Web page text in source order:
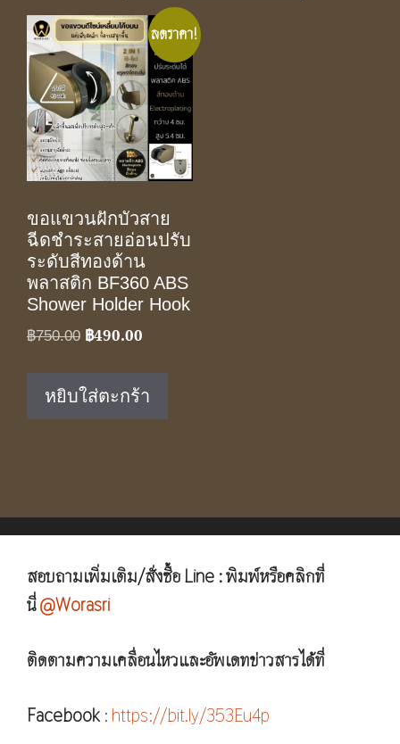
ลดราคา!
ขอแขวนฝักบัวสาย
ฉีดชำระสายอ่อนปรับ
ระดับสีทองด้าน
พลาสติก BF360 ABS
Shower Holder Hook
฿750.00 Original
was:
฿750.00.
฿490.00
฿490.00.
หยิบใส่ตะกร้า
สอบถามเพิ่มเติม/สั่งซื้อ Line : พิมพ์หรือคลิกที่
นี่@Worasri
ติดตามความเคลื่อนไหวและอัพเดทข่าวสารได้ที่
Facebook : https://bit.ly/353Eu4p